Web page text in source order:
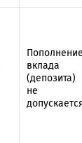
Пополнение
вклада
(депозита)
не